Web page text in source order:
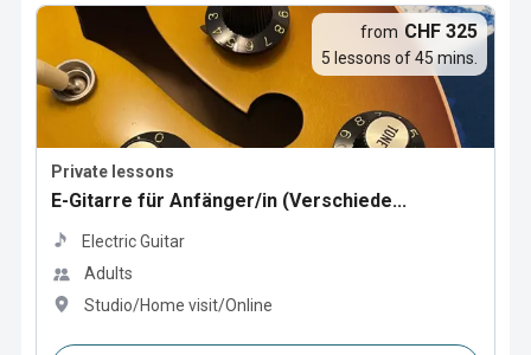
Private lessons
E-Gitarre für Anfänger/in (Verschiede...
Electric Guitar
Adults
Studio/Home visit/Online
from CHF 325
5 lessons of 45 mins.